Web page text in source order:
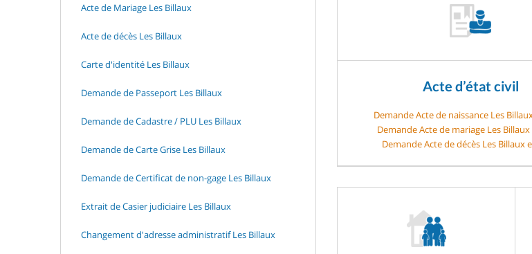
Acte de Mariage Les Billaux
Acte de décès Les Billaux
Carte d'identité Les Billaux
Demande de Passeport Les Billaux
Demande de Cadastre / PLU Les Billaux
Demande de Carte Grise Les Billaux
Demande de Certificat de non-gage Les Billaux
Extrait de Casier judiciaire Les Billaux
Changement d'adresse administratif Les Billaux
Acte d’état civil
Demande Acte de naissance Les
Demande Acte de mariage Les
Demande Acte de décès Les Billaux